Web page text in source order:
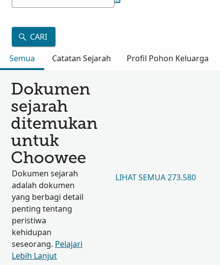
CARI
Semua
Catatan Sejarah Profil Pohon Keluarga
Dokumen
sejarah
ditemukan
untuk
Choowee
Dokumen sejarah
adalah dokumen
yang berbagi detail
penting tentang
peristiwa
kehidupan
seseorang. Pelajari
Lebih Lanjut
LIHAT SEMUA 273.580